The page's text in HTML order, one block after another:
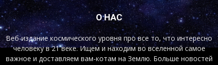
О НАС
Веб-издание космического уровня про все то, что интересно
человеку в 21 веке. Ищем и находим во вселенной самое
важное и доставляем вам-котам на Землю. Больше новостей